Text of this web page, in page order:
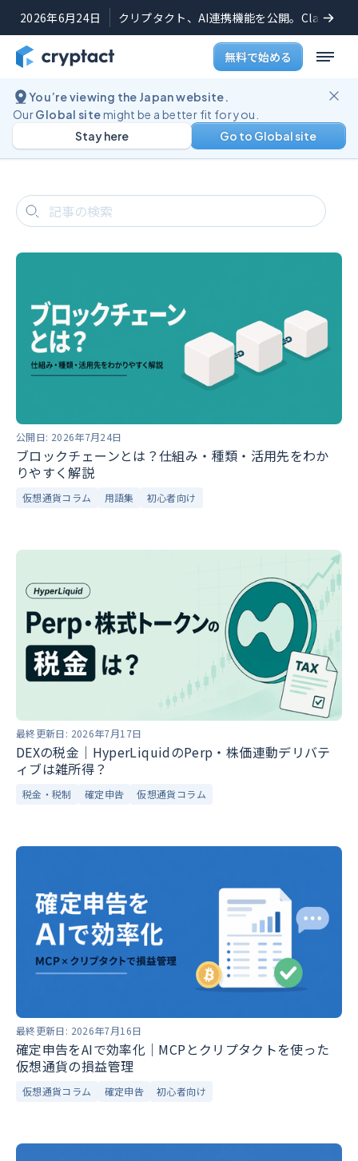
2026年6月24日 クリプタクト、AI連携機能を公開。Claude
無料で始める
You’re viewing the Japan website.
OurGlobal sitemight be a better fit for you.
Go to Global site
Stay here
ブログ 仮想通貨コラム記事一覧
仮想通貨コラム記事一覧
公開日: 2026年7月24日
ブロックチェーンとは？仕組み・種類・活用先をわか
りやすく解説
仮想通貨コラム 用語集 初心者向け
最終更新日: 2026年7月17日
DEXの税金｜HyperLiquidのPerp・株価連動デリバテ
ィブは雑所得？
税金・税制 確定申告 仮想通貨コラム
最終更新日: 2026年7月16日
確定申告をAIで効率化｜MCPとクリプタクトを使った
仮想通貨の損益管理
仮想通貨コラム 確定申告 初心者向け